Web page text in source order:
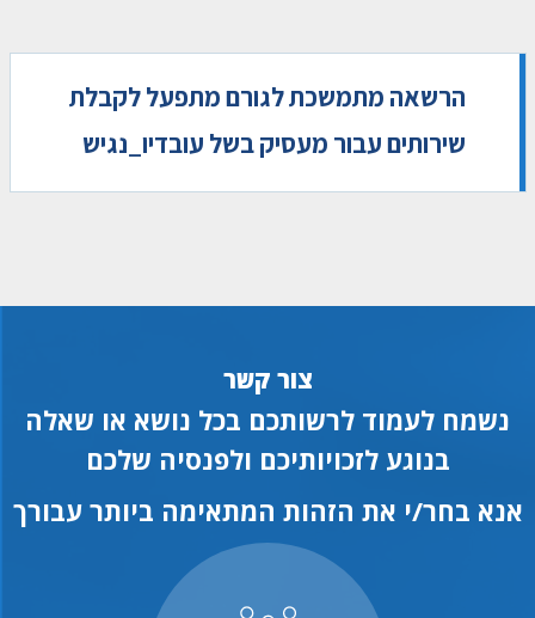
הרשאה מתמשכת לגורם מתפעל לקבלת
שירותים עבור מעסיק בשל עובדיו_נגיש
צור קשר
נשמח לעמוד לרשותכם בכל נושא או שאלה
בנוגע לזכויותיכם ולפנסיה שלכם
אנא בחר/י את הזהות המתאימה ביותר עבורך